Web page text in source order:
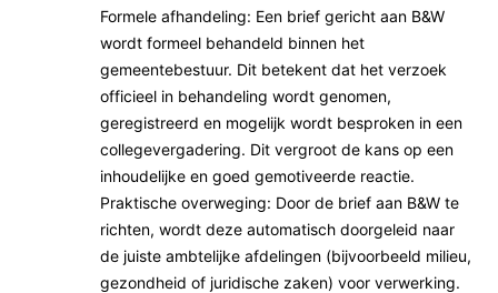
p
a
r
a
n
t
e
s
p
a
r
a
n
i
e
Formele afhandeling: Een brief gericht aan B&W
wordt formeel behandeld binnen het
gemeentebestuur. Dit betekent dat het verzoek
officieel in behandeling wordt genomen,
geregistreerd en mogelijk wordt besproken in een
collegevergadering. Dit vergroot de kans op een
inhoudelijke en goed gemotiveerde reactie.
Praktische overweging: Door de brief aan B&W te
richten, wordt deze automatisch doorgeleid naar
de juiste ambtelijke afdelingen (bijvoorbeeld milieu,
gezondheid of juridische zaken) voor verwerking.